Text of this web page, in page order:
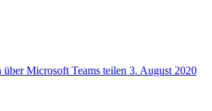
Microsoft Teams teilen 3. August 2020